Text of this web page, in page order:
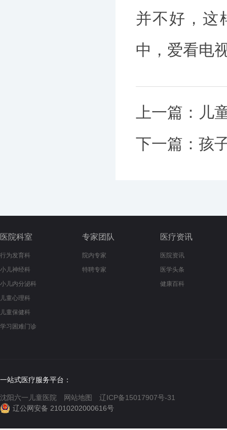
并不好，这
中，爱看电
上一篇： 儿
下一篇： 孩
医院科室
行为发育科
小儿神经科
小儿内分泌科
儿童心理科
儿童保健科
学习困难门诊
专家团队
院内专家
特聘专家
医疗资讯
医院资讯
医学头条
健康百科
一站式医疗服务平台：
沈阳六一儿童医院 网站地图
辽ICP备15017907号-31
辽公网安备 21010202000616号